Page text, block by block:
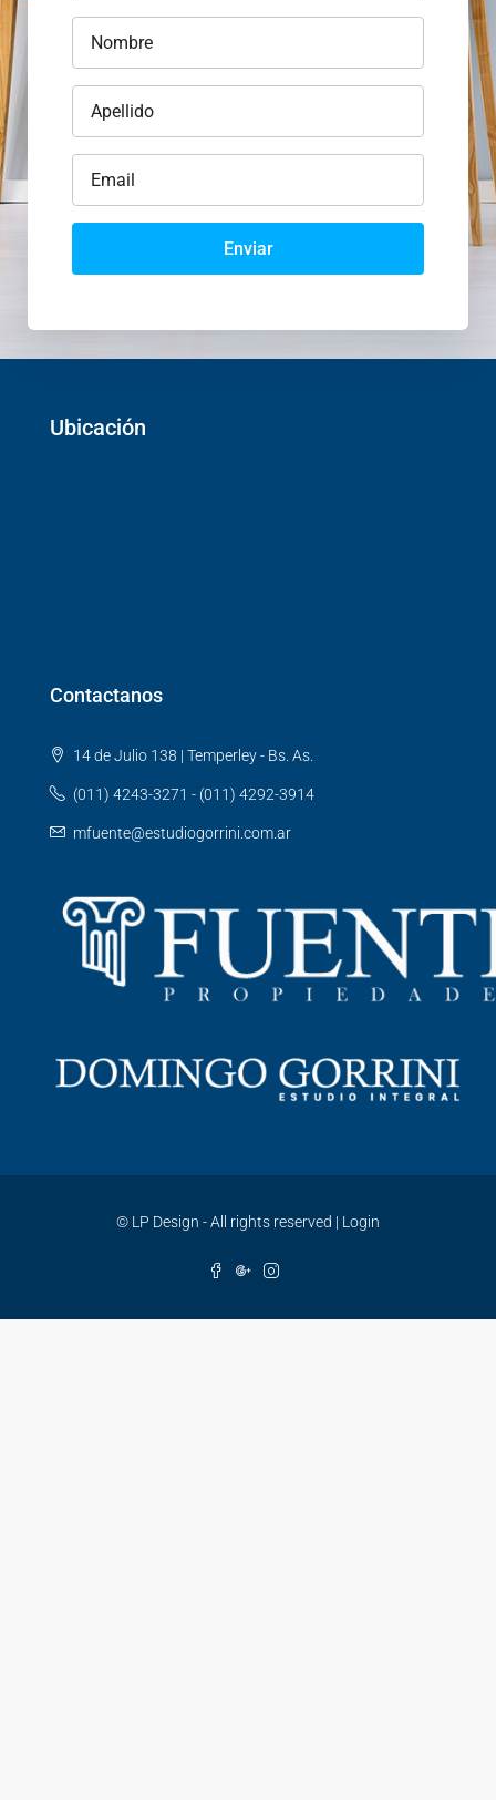
Enviar
Ubicación
Contactanos
14 de Julio 138 | Temperley - Bs. As.
(011) 4243-3271 - (011) 4292-3914
mfuente@estudiogorrini.com.ar
© LP Design - All rights reserved | Login